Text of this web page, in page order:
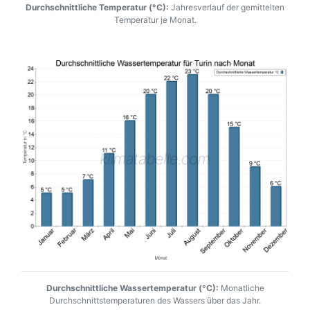
Durchschnittliche Temperatur (°C): Jahresverlauf der gemittelten
Temperatur je Monat.
Durchschnittliche Wassertemperatur (°C): Monatliche
Durchschnittstemperaturen des Wassers über das Jahr.